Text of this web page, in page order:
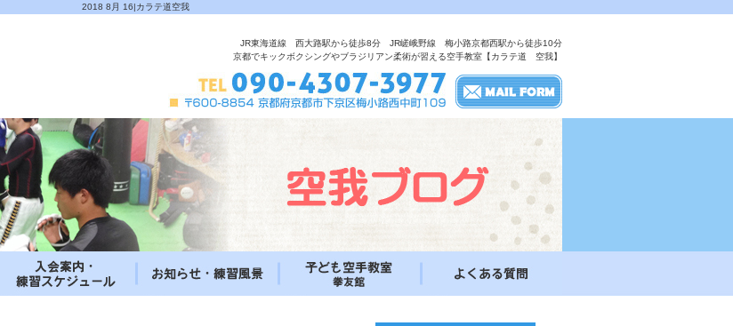
2018 8月 16|カラテ道空我
JR東海道線 西大路駅から徒歩8分 JR嵯峨野線 梅小路京都西駅から徒歩10分
京都でキックボクシングやブラジリアン柔術が習える空手教室【カラテ道 空我】